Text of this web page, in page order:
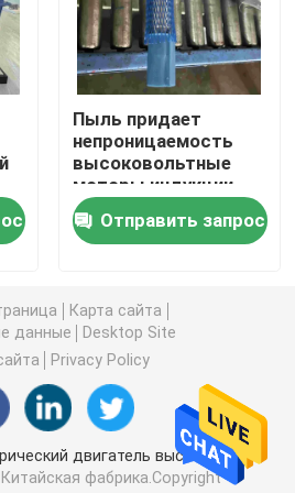
двигатели
низшего напряжения
напряжения тока
электрические двигатели
DC
переменной скорости
Пыль придает
непроницаемость
высоковольтные
моторы индукции
Отправить запрос
Карта сайта
данные
Desktop Site
Privacy Policy
двигатель высокой
Китайская фабрика.Copyright